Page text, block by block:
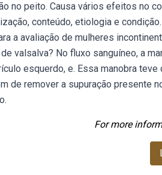
no peito. Causa vários efeitos no
conteúdo, etiologia e
a avaliação de mulheres
valsalva? No fluxo sanguíneo, a
esquerdo, e. Essa manobra
de remover a supuração presente
For more